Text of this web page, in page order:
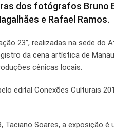
dos fotógrafos Bruno
e Rafael Ramos.
23”, realizadas na sede do
da cena artística de
cênicas locais.
edital Conexões Culturais
Soares, a exposição